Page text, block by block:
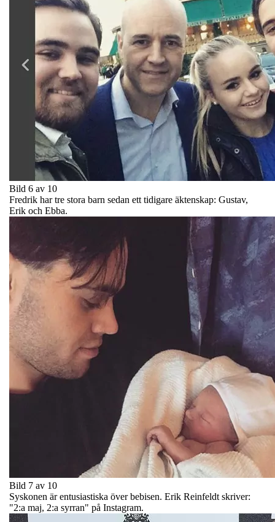
Bild 6 av 10
Fredrik har tre stora barn sedan ett tidigare äktenskap: Gustav,
Erik och Ebba.
Bild 7 av 10
Syskonen är entusiastiska över bebisen. Erik Reinfeldt skriver:
"2:a maj, 2:a syrran" på Instagram.